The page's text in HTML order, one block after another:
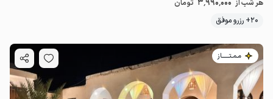
هر شب از 3٬990٬000 تومان
20+ رزرو موفق
مـمـتــــــاز